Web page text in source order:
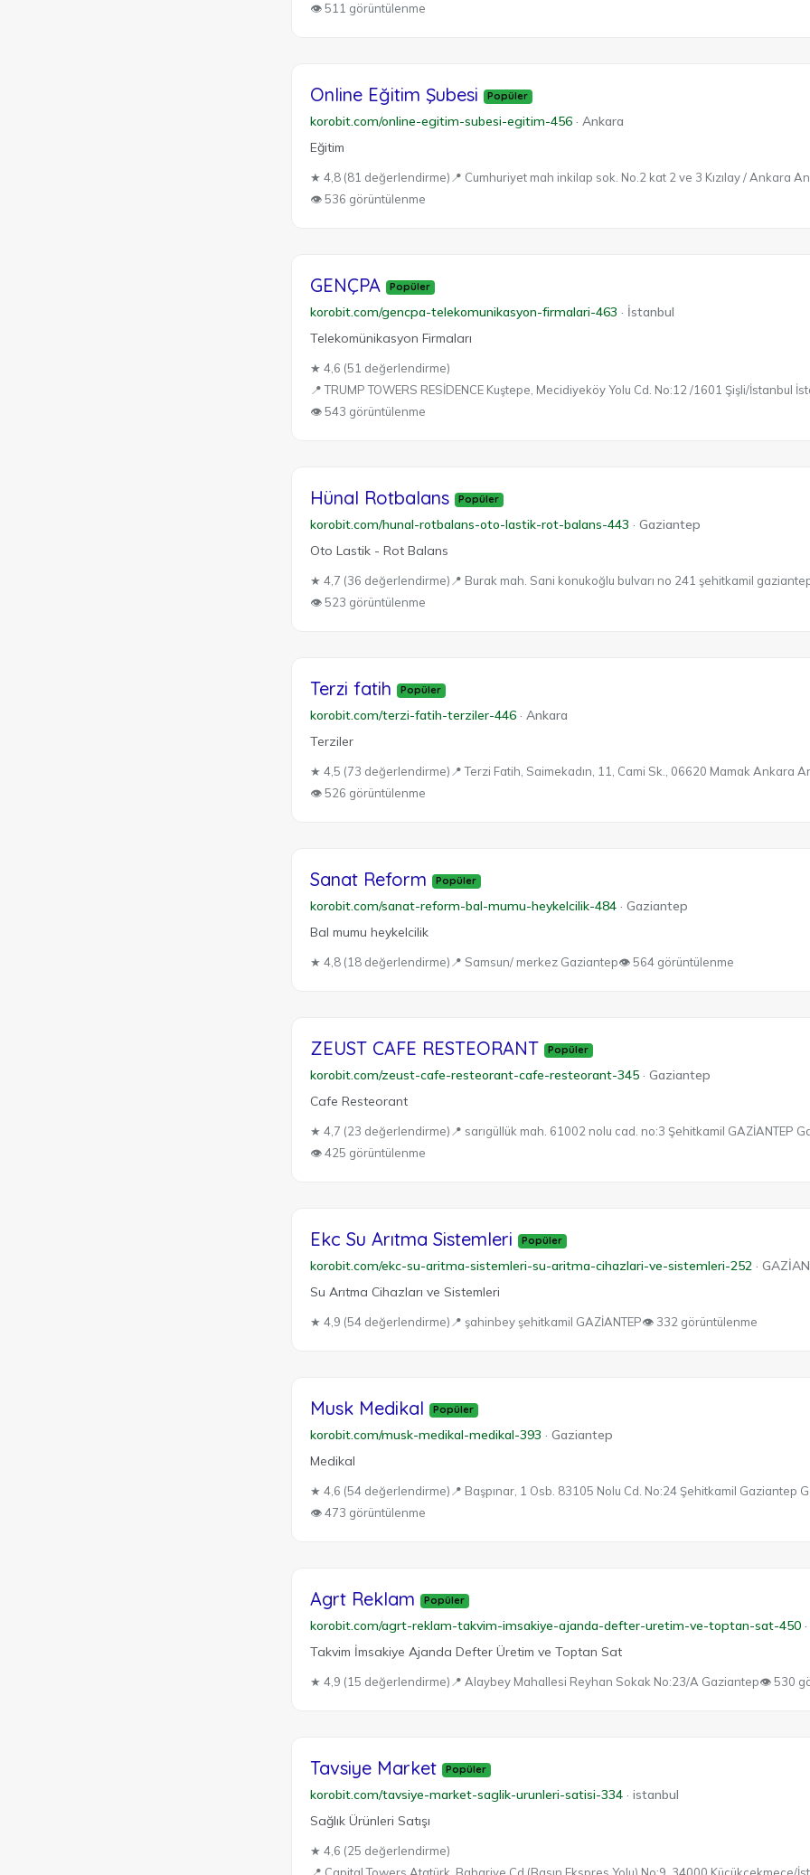
👁 511 görüntülenme
Online Eğitim Şubesi Popüler
korobit.com/online-egitim-subesi-egitim-456 · Ankara
Eğitim
★ 4,8 (81 değerlendirme) 📍 Cumhuriyet mah inkilap sok. No.2 kat 2 ve 3 Kızılay / Ankara
👁 536 görüntülenme
GENÇPA Popüler
korobit.com/gencpa-telekomunikasyon-firmalari-463 · İstanbul
Telekomünikasyon Firmaları
★ 4,6 (51 değerlendirme)
📍 TRUMP TOWERS RESİDENCE Kuştepe, Mecidiyeköy Yolu Cd. No:12 /1601 Şişli/İstanbul
👁 543 görüntülenme
Hünal Rotbalans Popüler
korobit.com/hunal-rotbalans-oto-lastik-rot-balans-443 · Gaziantep
Oto Lastik - Rot Balans
★ 4,7 (36 değerlendirme) 📍 Burak mah. Sani konukoğlu bulvarı no 241 şehitkamil
👁 523 görüntülenme
Terzi fatih Popüler
korobit.com/terzi-fatih-terziler-446 · Ankara
Terziler
★ 4,5 (73 değerlendirme) 📍 Terzi Fatih, Saimekadın, 11, Cami Sk., 06620 Mamak Ankara
👁 526 görüntülenme
Sanat Reform Popüler
korobit.com/sanat-reform-bal-mumu-heykelcilik-484 · Gaziantep
Bal mumu heykelcilik
★ 4,8 (18 değerlendirme) 📍 Samsun/ merkez Gaziantep👁 564 görüntülenme
ZEUST CAFE RESTEORANT Popüler
korobit.com/zeust-cafe-resteorant-cafe-resteorant-345 · Gaziantep
Cafe Resteorant
★ 4,7 (23 değerlendirme) 📍 sarıgüllük mah. 61002 nolu cad. no:3 Şehitkamil GAZİANTEP
👁 425 görüntülenme
Ekc Su Arıtma Sistemleri Popüler
korobit.com/ekc-su-aritma-sistemleri-su-aritma-cihazlari-ve-sistemleri-252 ·
Su Arıtma Cihazları ve Sistemleri
★ 4,9 (54 değerlendirme) 📍 şahinbey şehitkamil GAZİANTEP👁 332 görüntülenme
Musk Medikal Popüler
korobit.com/musk-medikal-medikal-393 · Gaziantep
Medikal
★ 4,6 (54 değerlendirme) 📍 Başpınar, 1 Osb. 83105 Nolu Cd. No:24 Şehitkamil Gaziantep
👁 473 görüntülenme
Agrt Reklam Popüler
korobit.com/agrt-reklam-takvim-imsakiye-ajanda-defter-uretim-ve-toptan-sat-450 ·
Takvim İmsakiye Ajanda Defter Üretim ve Toptan Sat
★ 4,9 (15 değerlendirme) 📍 Alaybey Mahallesi Reyhan Sokak No:23/A Gaziantep👁 530
Tavsiye Market Popüler
korobit.com/tavsiye-market-saglik-urunleri-satisi-334 · istanbul
Sağlık Ürünleri Satışı
★ 4,6 (25 değerlendirme)